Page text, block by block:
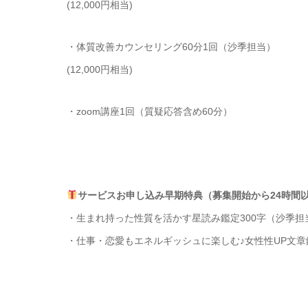
(12,000円相当)
・体質改善カウンセリング60分1回（沙季担当）
(12,000円相当)
・zoom講座1回（質疑応答含め60分）
サービスお申し込み早期特典（募集開始から24時間以
・生まれ持った性質を活かす星読み鑑定300字（沙季担
・仕事・恋愛もエネルギッシュに楽しむ♪女性性UP文章